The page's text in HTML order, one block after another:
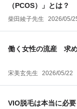
（PCOS）」とは？
柴田綾子先生 2026/05/
働く女性の流産 求
宋美玄先生 2026/05/22
VIO脱毛は本当に必